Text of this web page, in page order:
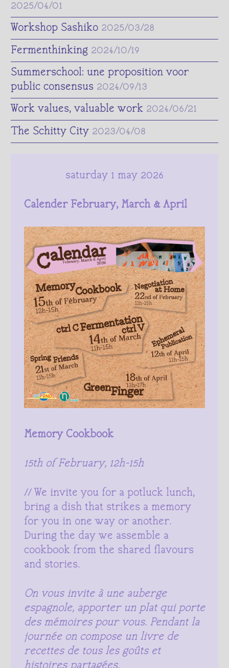
2025/04/01
Workshop Sashiko 2025/03/28
Fermenthinking 2024/10/19
Summerschool: une proposition voor
public consensus 2024/09/13
Work values, valuable work 2024/06/21
The Schitty City 2023/04/08
saturday 1 may 2026
Calender February, March & April
Memory Cookbook
15th of February, 12h-15h
// We invite you for a potluck lunch,
bring a dish that strikes a memory
for you in one way or another.
During the day we assemble a
cookbook from the shared flavours
and stories.
On vous invite à une auberge
espagnole, apporter un plat qui porte
des mémoires pour vous. Pendant la
journée on compose un livre de
recettes de tous les goûts et
histoires partagées.